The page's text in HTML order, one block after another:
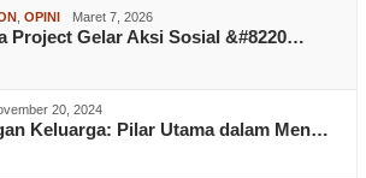
OPINI Maret 7, 2026
Project Gelar Aksi Sosial &#8220…
20, 2024
Keluarga: Pilar Utama dalam Men…